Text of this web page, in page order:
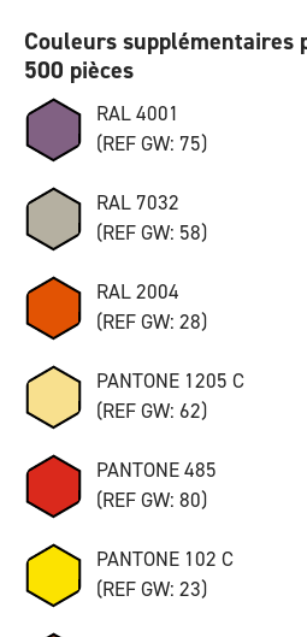
Couleurs supplémentaires
500 pièces
RAL 4001
(REF GW: 75)
RAL 7032
(REF GW: 58)
RAL 2004
(REF GW: 28)
PANTONE 1205 C
(REF GW: 62)
PANTONE 485
(REF GW: 80)
PANTONE 102 C
(REF GW: 23)